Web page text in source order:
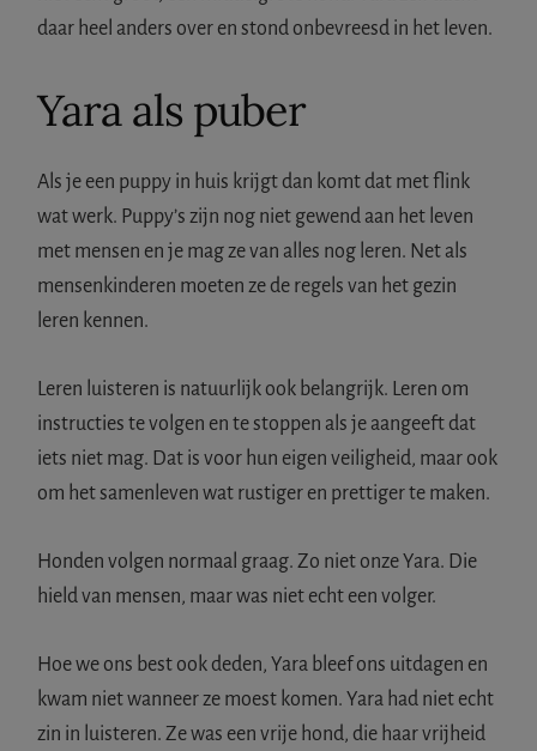
daar heel anders over en stond onbevreesd in het leven.
Yara als puber
Als je een puppy in huis krijgt dan komt dat met flink
wat werk. Puppy’s zijn nog niet gewend aan het leven
met mensen en je mag ze van alles nog leren. Net als
mensenkinderen moeten ze de regels van het gezin
leren kennen.
Leren luisteren is natuurlijk ook belangrijk. Leren om
instructies te volgen en te stoppen als je aangeeft dat
iets niet mag. Dat is voor hun eigen veiligheid, maar ook
om het samenleven wat rustiger en prettiger te maken.
Honden volgen normaal graag. Zo niet onze Yara. Die
hield van mensen, maar was niet echt een volger.
Hoe we ons best ook deden, Yara bleef ons uitdagen en
kwam niet wanneer ze moest komen. Yara had niet echt
zin in luisteren. Ze was een vrije hond, die haar vrijheid